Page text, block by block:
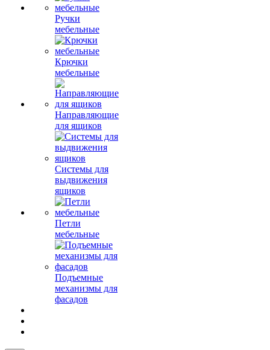
Ручки
мебельные
Крючки
мебельные
Направляющие
для ящиков
Системы для
выдвижения
ящиков
Петли
мебельные
Подъемные
механизмы для
фасадов